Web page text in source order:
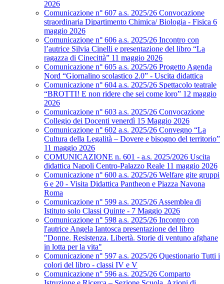
2026
Comunicazione n° 607 a.s. 2025/26 Convocazione
straordinaria Dipartimento Chimica/ Biologia - Fisica 6
maggio 2026
Comunicazione n° 606 a.s. 2025/26 Incontro con
l’autrice Silvia Cinelli e presentazione del libro “La
ragazza di Cinecittà” 11 maggio 2026
Comunicazione n° 605 a.s. 2025/26 Progetto Agenda
Nord “Giornalino scolastico 2.0” - Uscita didattica
Comunicazione n° 604 a.s. 2025/26 Spettacolo teatrale
“BROTTI! E non ridere che sei come loro” 12 maggio
2026
Comunicazione n° 603 a.s. 2025/26 Convocazione
Collegio dei Docenti venerdì 15 Maggio 2026
Comunicazione n° 602 a.s. 2025/26 Convegno “La
Cultura della Legalità – Dovere e bisogno del territorio”
11 maggio 2026
COMUNICAZIONE n. 601 - a.s. 2025/2026 Uscita
didattica Napoli Centro-Palazzo Reale 11 maggio 2026
Comunicazione n° 600 a.s. 2025/26 Welfare gite gruppi
6 e 20 - Visita Didattica Pantheon e Piazza Navona
Roma
Comunicazione n° 599 a.s. 2025/26 Assemblea di
Istituto solo Classi Quinte - 7 Maggio 2026
Comunicazione n° 598 a.s. 2025/26 Incontro con
l'autrice Angela Iantosca presentazione del libro
"Donne. Resistenza. Libertà. Storie di ventuno afghane
in lotta per la vita"
Comunicazione n° 597 a.s. 2025/26 Questionario Tutti i
colori del libro - classi IV e V
Comunicazione n° 596 a.s. 2025/26 Comparto